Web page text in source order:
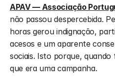
APAV — Associação
não passou despercebida.
horas gerou indignação,
acesos e um aparente
sociais. Isto porque, quando
que era uma campanha.